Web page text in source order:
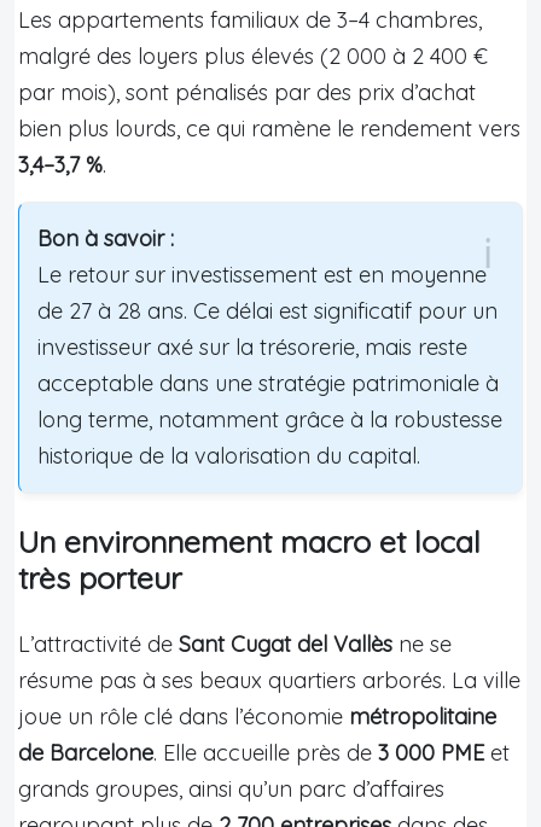
Les appartements familiaux de 3–4 chambres,
malgré des loyers plus élevés (2 000 à 2 400 €
par mois), sont pénalisés par des prix d’achat
bien plus lourds, ce qui ramène le rendement vers
3,4–3,7 %.
Bon à savoir :
Le retour sur investissement est en moyenne
de 27 à 28 ans. Ce délai est significatif pour un
investisseur axé sur la trésorerie, mais reste
acceptable dans une stratégie patrimoniale à
long terme, notamment grâce à la robustesse
historique de la valorisation du capital.
Un environnement macro et local
très porteur
L’attractivité de Sant Cugat del Vallès ne se
résume pas à ses beaux quartiers arborés. La ville
joue un rôle clé dans l’économie métropolitaine
de Barcelone. Elle accueille près de 3 000 PMEet
grands groupes, ainsi qu’un parc d’affaires